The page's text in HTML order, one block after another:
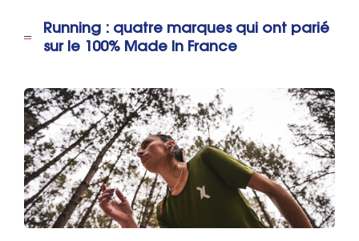
Running : quatre marques qui ont parié
sur le 100% Made In France